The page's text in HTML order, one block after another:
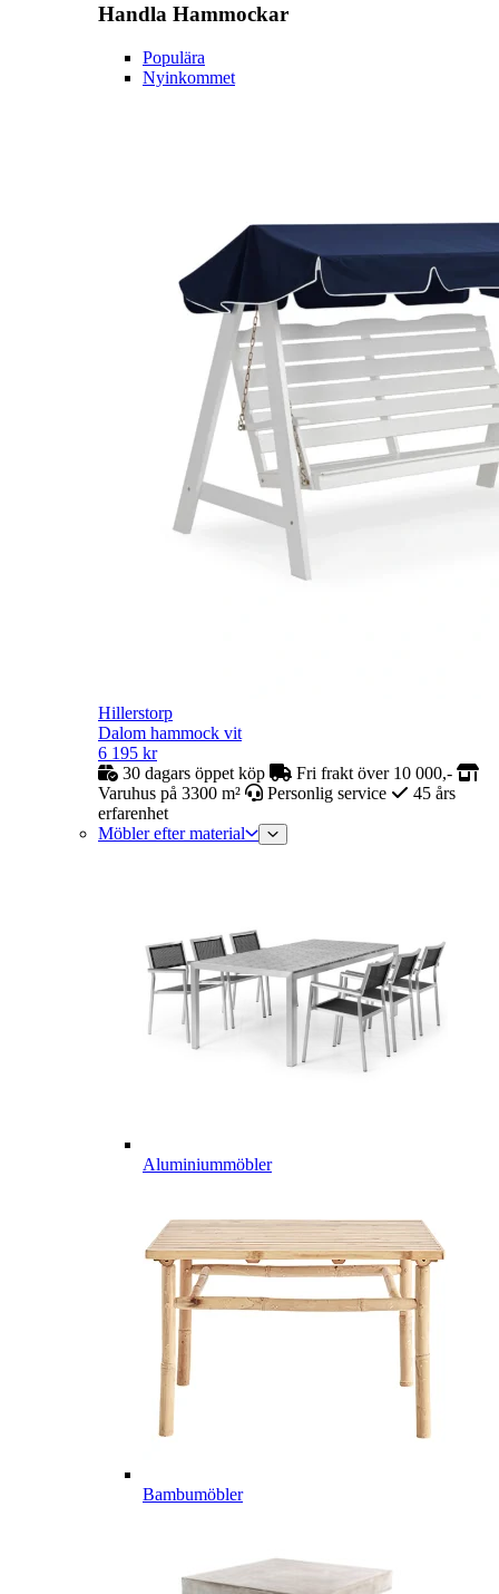
Handla Hammockar
Populära
Nyinkommet
Hillerstorp
Dalom hammock vit
6 195 kr
30 dagars öppet köp
Fri frakt över 10 000,-
Varuhus på 3300 m²
Personlig service
45 års
erfarenhet
Möbler efter material
Aluminiummöbler
Bambumöbler